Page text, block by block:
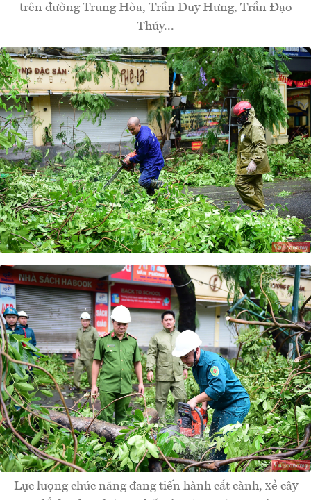
trên đường Trung Hòa, Trần Duy Hưng, Trần Đạo
Thúy...
Lực lượng chức năng đang tiến hành cắt cành, xẻ cây